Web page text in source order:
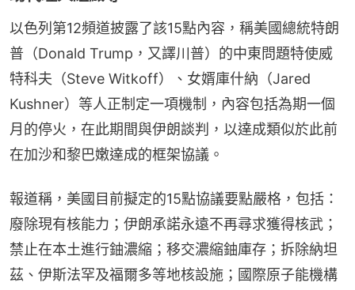
以色列第12頻道披露了該15點內容，稱美國總統特朗
普（Donald Trump，又譯川普）的中東問題特使威
特科夫（Steve Witkoff）、女婿庫什納（Jared
Kushner）等人正制定一項機制，內容包括為期一個
月的停火，在此期間與伊朗談判，以達成類似於此前
在加沙和黎巴嫩達成的框架協議。
報道稱，美國目前擬定的15點協議要點嚴格，包括：
廢除現有核能力；伊朗承諾永遠不再尋求獲得核武；
禁止在本土進行鈾濃縮；移交濃縮鈾庫存；拆除納坦
茲、伊斯法罕及福爾多等地核設施；國際原子能機構